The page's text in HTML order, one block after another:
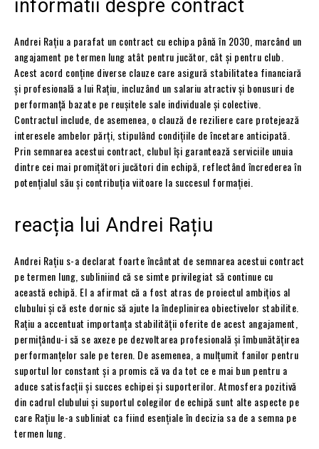
informatii despre contract
Andrei Rațiu a parafat un contract cu echipa până în 2030, marcând un
angajament pe termen lung atât pentru jucător, cât și pentru club.
Acest acord conține diverse clauze care asigură stabilitatea financiară
și profesională a lui Rațiu, incluzând un salariu atractiv și bonusuri de
performanță bazate pe reușitele sale individuale și colective.
Contractul include, de asemenea, o clauză de reziliere care protejează
interesele ambelor părți, stipulând condițiile de încetare anticipată.
Prin semnarea acestui contract, clubul își garantează serviciile unuia
dintre cei mai promițători jucători din echipă, reflectând încrederea în
potențialul său și contribuția viitoare la succesul formației.
reacția lui Andrei Rațiu
Andrei Rațiu s-a declarat foarte încântat de semnarea acestui contract
pe termen lung, subliniind că se simte privilegiat să continue cu
această echipă. El a afirmat că a fost atras de proiectul ambițios al
clubului și că este dornic să ajute la îndeplinirea obiectivelor stabilite.
Rațiu a accentuat importanța stabilității oferite de acest angajament,
permițându-i să se axeze pe dezvoltarea profesională și îmbunătățirea
performanțelor sale pe teren. De asemenea, a mulțumit fanilor pentru
suportul lor constant și a promis că va da tot ce e mai bun pentru a
aduce satisfacții și succes echipei și suporterilor. Atmosfera pozitivă
din cadrul clubului și suportul colegilor de echipă sunt alte aspecte pe
care Rațiu le-a subliniat ca fiind esențiale în decizia sa de a semna pe
termen lung.